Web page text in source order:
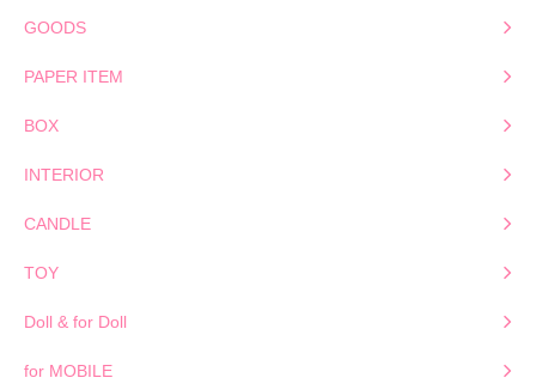
GOODS
PAPER ITEM
BOX
INTERIOR
CANDLE
TOY
Doll & for Doll
for MOBILE